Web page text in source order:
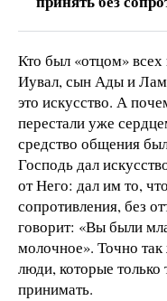
Кто был «отцом»
Иувал, сын Ады и
это искусство. А
перестали уже
средство общения
Господь дал
от Него: дал им то,
сопротивления, без
говорит: «Вы были
молочное». Точно
люди, которые
принимать.